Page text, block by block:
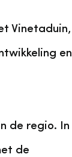
Vinetaduin,
en
de regio. In
de